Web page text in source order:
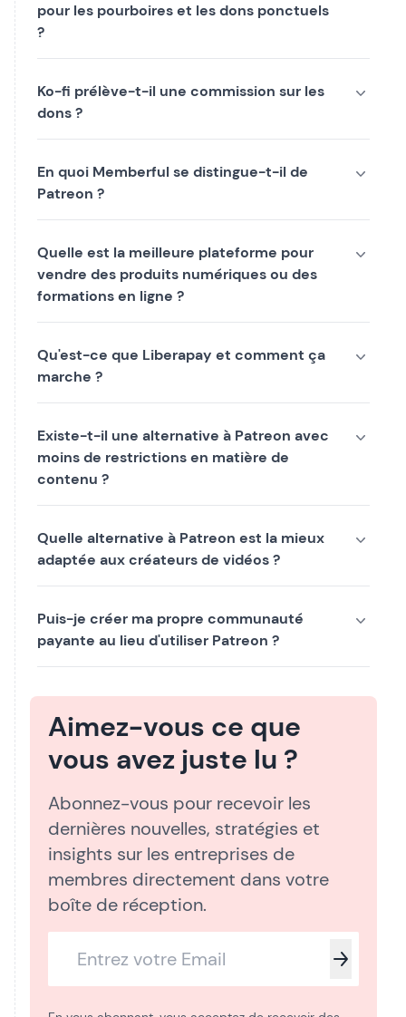
pour les pourboires et les dons ponctuels
?
Ko-fi prélève-t-il une commission sur les
dons ?
En quoi Memberful se distingue-t-il de
Patreon ?
Quelle est la meilleure plateforme pour
vendre des produits numériques ou des
formations en ligne ?
Qu'est-ce que Liberapay et comment ça
marche ?
Existe-t-il une alternative à Patreon avec
moins de restrictions en matière de
contenu ?
Quelle alternative à Patreon est la mieux
adaptée aux créateurs de vidéos ?
Puis-je créer ma propre communauté
payante au lieu d'utiliser Patreon ?
Aimez-vous ce que
vous avez juste lu ?
Abonnez-vous pour recevoir les
dernières nouvelles, stratégies et
insights sur les entreprises de
membres directement dans votre
boîte de réception.